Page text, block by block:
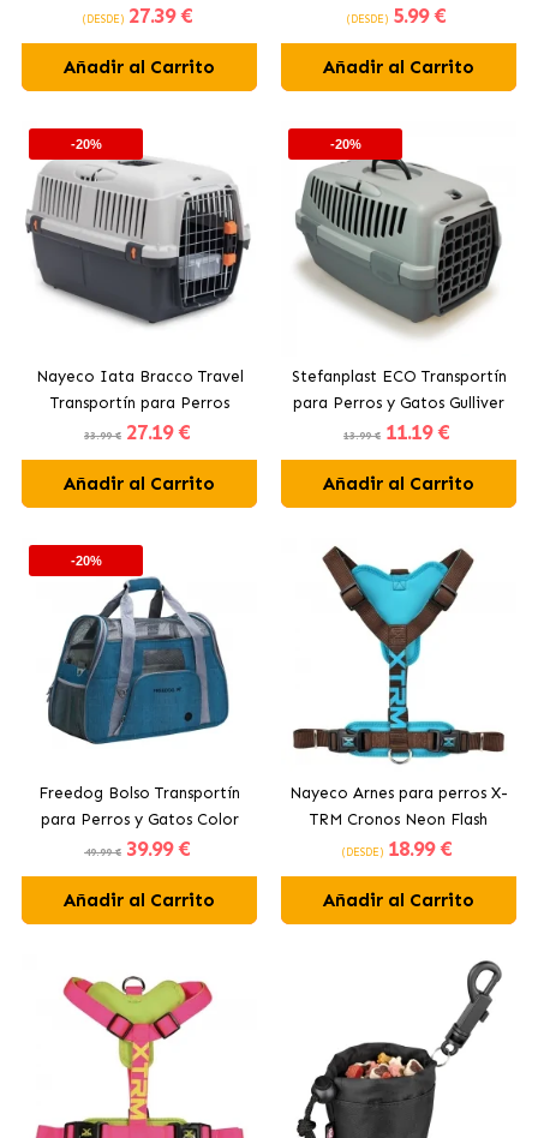
Gatos
(DESDE) 27.39 €
Añadir al Carrito
120 Bolsas (Pack 8x15ud)
(DESDE) 5.99 €
Añadir al Carrito
-20%
Nayeco Iata Bracco Travel
Transportín para Perros
33.99 € 27.19 €
Añadir al Carrito
-20%
Stefanplast ECO Transportín
para Perros y Gatos Gulliver
13.99 € 11.19 €
Añadir al Carrito
-20%
Freedog Bolso Transportín
para Perros y Gatos Color
Azul
49.99 € 39.99 €
Añadir al Carrito
Nayeco Arnes para perros X-
TRM Cronos Neon Flash
Marrón
(DESDE) 18.99 €
Añadir al Carrito